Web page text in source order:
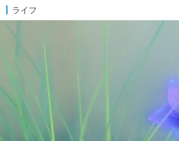
ライフ